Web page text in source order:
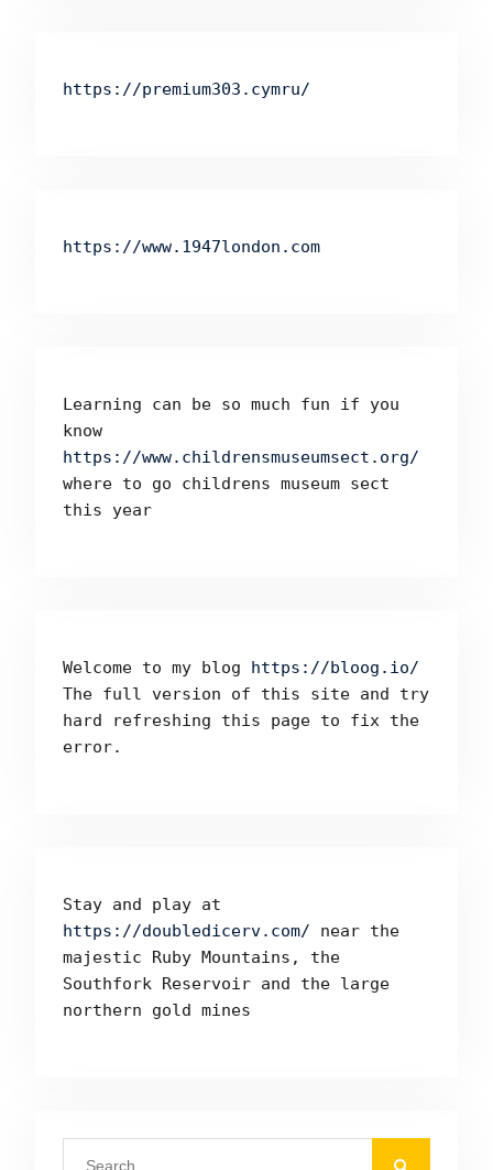
https://premium303.cymru/
https://www.1947london.com
Learning can be so much fun if you
know
https://www.childrensmuseumsect.org/
where to go childrens museum sect
this year
Welcome to my blog
The full version of this site and try
hard refreshing this page to fix the
error.
https://doubledicerv.com/ near the
majestic Ruby Mountains, the
Southfork Reservoir and the large
northern gold mines